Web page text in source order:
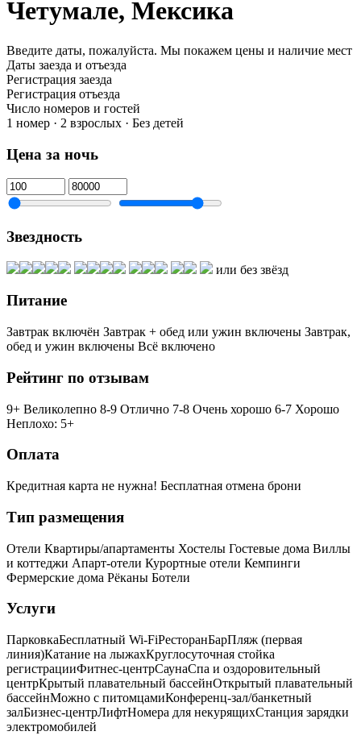
Четумале, Мексика
Введите даты, пожалуйста. Мы покажем цены и наличие мест
Даты заезда и отъезда
Регистрация заезда
Регистрация отъезда
Число номеров и гостей
1 номер · 2 взрослых · Без детей
Цена за ночь
Звездность
или без звёзд
Питание
Завтрак включён Завтрак + обед или ужин включены Завтрак,
обед и ужин включены Всё включено
Рейтинг по отзывам
9+ Великолепно 8-9 Отлично 7-8 Очень хорошо 6-7 Хорошо
Неплохо: 5+
Оплата
Кредитная карта не нужна! Бесплатная отмена брони
Тип размещения
Отели Квартиры/апартаменты Хостелы Гостевые дома Виллы
и коттеджи Апарт-отели Курортные отели Кемпинги
Фермерские дома Рёканы Ботели
Услуги
ПарковкаБесплатный Wi-FiРесторанБарПляж (первая
линия)Катание на лыжахКруглосуточная стойка
регистрацииФитнес-центрСаунаСпа и оздоровительный
центрКрытый плавательный бассейнОткрытый плавательный
бассейнМожно с питомцамиКонференц-зал/банкетный
залБизнес-центрЛифтНомера для некурящихCтанция зарядки
электромобилей